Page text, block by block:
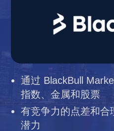
通过 BlackBull
指数、金属和股票
有竞争力的点差和合
潜力